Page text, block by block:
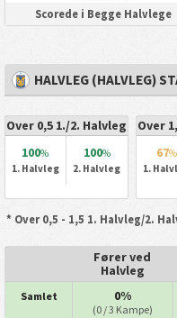
Scorede i Begge Halvlege
HALVLEG (HALVLEG)
Over 0,5 1./2. Halvleg
100%
1. Halvleg
100%
2. Halvleg
Over
67%
1.
* Over 0,5 - 1,5 1. Halvleg/2.
Fører ved
Halvleg
Samlet 0%
(0 / 3 Kampe)